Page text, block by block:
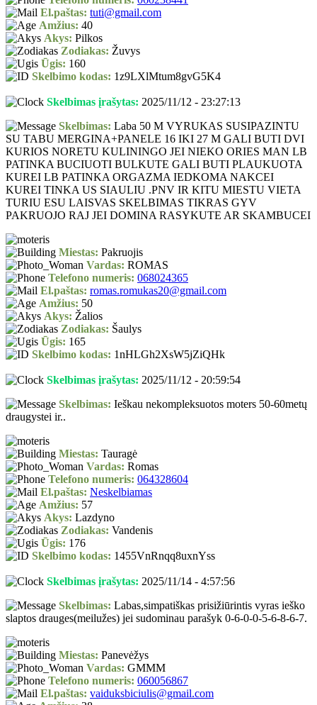
El.paštas: tuti@gmail.com
Amžius: 40
Akys: Pilkos
Zodiakas: Žuvys
Ūgis: 160
Skelbimo kodas: 1z9LXlMtum8gvG5K4
Skelbimas įrašytas: 2025/11/12 - 23:27:13
Skelbimas: Laba 50 M VYRUKAS SUSIPAZINTU
SU TABU MERGINA+PANELE 16 IKI 27 M GALI BUTI DVI
KURIOS NORETU KULININGO JEI NIEKO ORIES MAN LB
PATINKA BUCIUOTI BULKUTE GALI BUTI PLAUKUOTA
KUREI LB PATINKA ORGAZMA IEDKOMA NAKCEI
KUREI TINKA US SIAULIU .PNV IR KITU MIESTU VIETA
TURIU ESU LAISVAS SKELBIMAS TIKRAS GYV
PAKRUOJO RAJ JEI DOMINA RASYKUTE AR SKAMBUCEI
Miestas: Pakruojis
Vardas: ROMAS
Telefono numeris: 068024365
El.paštas: romas.romukas20@gmail.com
Amžius: 50
Akys: Žalios
Zodiakas: Šaulys
Ūgis: 165
Skelbimo kodas: 1nHLGh2XsW5jZiQHk
Skelbimas įrašytas: 2025/11/12 - 20:59:54
Skelbimas: Ieškau nekompleksuotos moters 50-60metų
draugystei ir..
Miestas: Tauragė
Vardas: Romas
Telefono numeris: 064328604
El.paštas: Neskelbiamas
Amžius: 57
Akys: Lazdyno
Zodiakas: Vandenis
Ūgis: 176
Skelbimo kodas: 1455VnRnqq8uxnYss
Skelbimas įrašytas: 2025/11/14 - 4:57:56
Skelbimas: Labas,simpatiškas prisižiūrintis vyras ieško
slaptos drauges(meilužes) jei sudominau parašyk 0-6-0-0-5-6-8-6-7.
Miestas: Panevėžys
Vardas: GMMM
Telefono numeris: 060056867
El.paštas: vaiduksbiciulis@gmail.com